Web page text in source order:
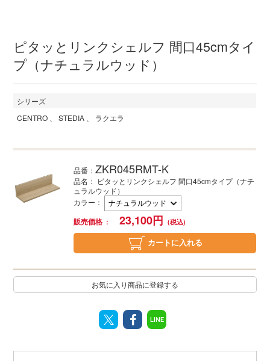
ピタッとリンクシェルフ 間口45cmタイ
プ（ナチュラルウッド）
シリーズ
CENTRO
STEDIA ラクエラ
品番：ZKR045RMT-K
品名： ピタッとリンクシェルフ 間口45cmタイプ（ナチ
ュラルウッド）
カラー ：
販売価格
23,100円
カートに入れる
お気に入り商品に登録する
LINE